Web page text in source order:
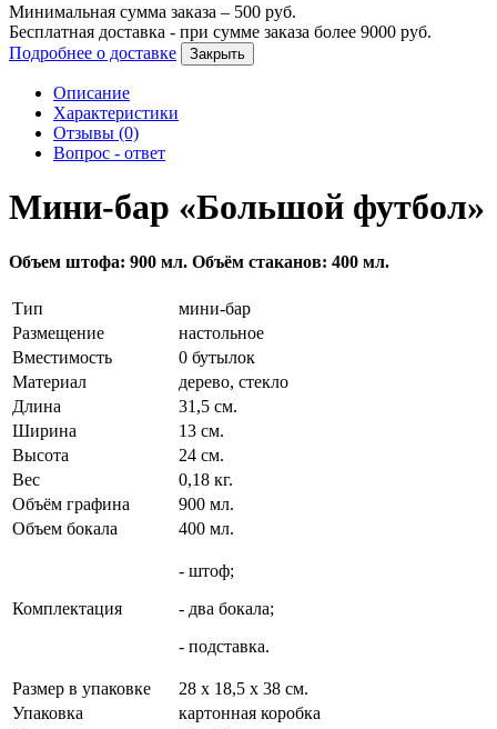
Минимальная сумма заказа – 500 руб.
Бесплатная доставка - при сумме заказа более 9000 руб.
Подробнее о доставке
Закрыть
Описание
Характеристики
Отзывы (0)
Вопрос - ответ
Мини-бар «Большой футбол»
Объем штофа: 900 мл. Объём стаканов: 400 мл.
Тип
мини-бар
Размещение
настольное
Вместимость
0 бутылок
Материал
дерево, стекло
Длина
31,5 см.
Ширина
13 см.
Высота
24 см.
Вес
0,18 кг.
Объём графина
900 мл.
Объем бокала
400 мл.
Комплектация
- штоф;
- два бокала;
- подставка.
Размер в упаковке
28 х 18,5 х 38 см.
Упаковка
картонная коробка